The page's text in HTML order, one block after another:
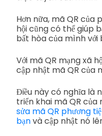
Hơn nữa, mã QR của
hội cũng có thể giúp
bất hòa của mình với
Với mã QR mạng xã
cập nhật mã QR của
Điều này có nghĩa là
triển khai mã QR của
sửa mã QR phương
bạnvà cập nhật nó